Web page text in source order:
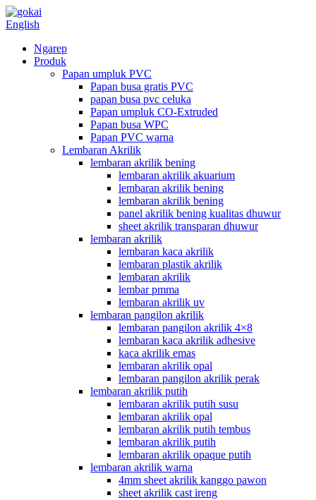
English
Ngarep
Produk
Papan umpluk PVC
Papan busa gratis PVC
papan busa pvc celuka
Papan umpluk CO-Extruded
Papan busa WPC
Papan PVC warna
Lembaran Akrilik
lembaran akrilik bening
lembaran akrilik akuarium
lembaran akrilik bening
lembaran akrilik bening
panel akrilik bening kualitas dhuwur
sheet akrilik transparan dhuwur
lembaran akrilik
lembaran kaca akrilik
lembaran plastik akrilik
lembaran akrilik
lembar pmma
lembaran akrilik uv
lembaran pangilon akrilik
lembaran pangilon akrilik 4×8
lembaran kaca akrilik adhesive
kaca akrilik emas
lembaran akrilik opal
lembaran pangilon akrilik perak
lembaran akrilik putih
lembaran akrilik putih susu
lembaran akrilik opal
lembaran akrilik putih tembus
lembaran akrilik putih
lembaran akrilik opaque putih
lembaran akrilik warna
4mm sheet akrilik kanggo pawon
sheet akrilik cast ireng